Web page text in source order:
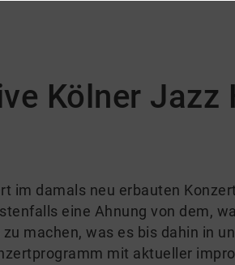
Kölner Jazz
im damals neu erbauten
eine Ahnung von dem,
machen, was es bis dahin in
mit aktueller